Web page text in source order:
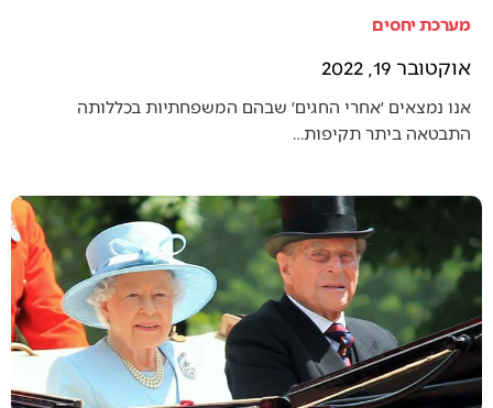
מערכת יחסים
אוקטובר 19, 2022
אנו נמצאים ׳אחרי החגים׳ שבהם המשפחתיות בכללותה
התבטאה ביתר תקיפות…